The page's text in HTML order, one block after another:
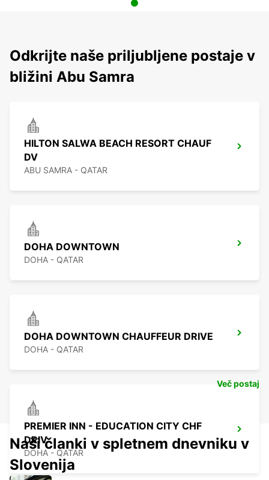
Odkrijte naše priljubljene postaje v
bližini Abu Samra
HILTON SALWA BEACH RESORT CHAUF
DV
ABU SAMRA - QATAR
DOHA DOWNTOWN
DOHA - QATAR
DOHA DOWNTOWN CHAUFFEUR DRIVE
DOHA - QATAR
PREMIER INN - EDUCATION CITY CHF
DRIV
DOHA - QATAR
Več postaj
Naši članki v spletnem dnevniku v
Slovenija